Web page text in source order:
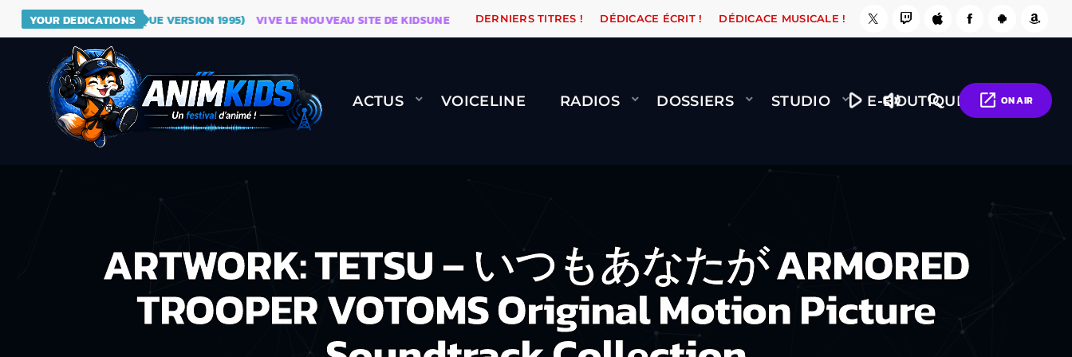
YOUR DEDICATIONS
BALL (GÉNÉRIQUE VERSION 1995) VIVE LE NOUVEAU SITE DE KIDSUNE WARÉTRO ORANGE ROAD QUI PASSE, ÇA LE FAIT ! NAMI BERNARD MINET - FLY
DERNIERS TITRES ! DÉDICACE ÉCRIT ! DÉDICACE MUSICALE !
ACTUS VOICELINE RADIOS DOSSIERS STUDIO E-BOUTIQUE
search
play_arrow volume_up open_in_new ON AIR
ARTWORK: TETSU – いつもあなたが ARMORED
TROOPER VOTOMS Original Motion Picture